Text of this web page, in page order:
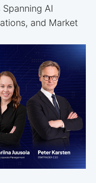
AI
and Market